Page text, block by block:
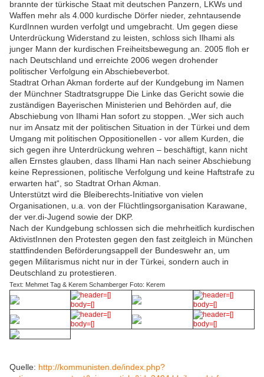
brannte der türkische Staat mit deutschen Panzern, LKWs und
Waffen mehr als 4.000 kurdische Dörfer nieder, zehntausende
KurdInnen wurden verfolgt und umgebracht. Um gegen diese
Unterdrückung Widerstand zu leisten, schloss sich Ilhami als
junger Mann der kurdischen Freiheitsbewegung an. 2005 floh er
nach Deutschland und erreichte 2006 wegen drohender
politischer Verfolgung ein Abschiebeverbot.
Stadtrat Orhan Akman forderte auf der Kundgebung im Namen
der Münchner Stadtratsgruppe Die Linke das Gericht sowie die
zuständigen Bayerischen Ministerien und Behörden auf, die
Abschiebung von Ilhami Han sofort zu stoppen. „Wer sich auch
nur im Ansatz mit der politischen Situation in der Türkei und dem
Umgang mit politischen Oppositionellen - vor allem Kurden, die
sich gegen ihre Unterdrückung wehren – beschäftigt, kann nicht
allen Ernstes glauben, dass Ilhami Han nach seiner Abschiebung
keine Repressionen, politische Verfolgung und keine Haftstrafe zu
erwarten hat“, so Stadtrat Orhan Akman.
Unterstützt wird die Bleiberechts-Initiative von vielen
Organisationen, u.a. von der Flüchtlingsorganisation Karawane,
der ver.di-Jugend sowie der DKP.
Nach der Kundgebung schlossen sich die mehrheitlich kurdischen
AktivistInnen den Protesten gegen den fast zeitgleich in München
stattfindenden Beförderungsappell der Bundeswehr an, um
gegen Militarismus nicht nur in der Türkei, sondern auch in
Deutschland zu protestieren.
Text: Mehmet Tag & Kerem Schamberger Foto: Kerem
Quelle: http://kommunisten.de/index.php?